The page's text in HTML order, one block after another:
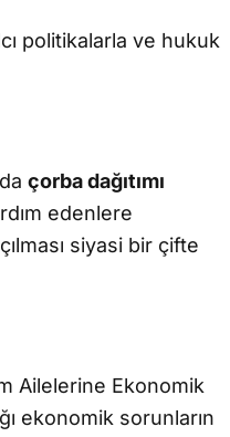
politikalarla ve hukuk
çorba dağıtımı
edenlere
siyasi bir çifte
Ailelerine Ekonomik
ekonomik sorunların